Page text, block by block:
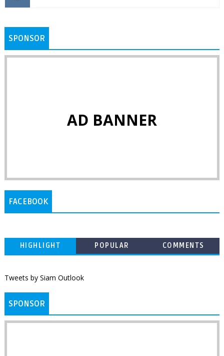
SPONSOR
AD BANNER
FACEBOOK
HIGHLIGHT POPULAR COMMENTS
Tweets by Siam Outlook
SPONSOR